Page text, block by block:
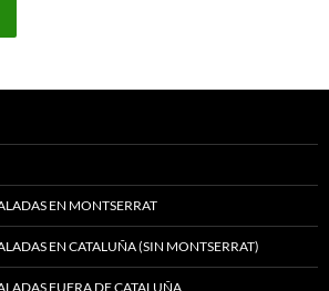
EN MONTSERRAT
EN CATALUÑA (SIN MONTSERRAT)
FUERA DE CATALUÑA